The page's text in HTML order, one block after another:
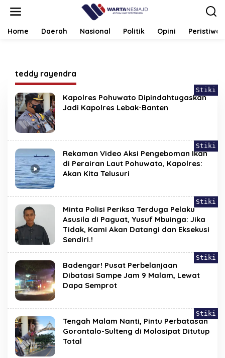
Home Daerah Nasional Politik Opini Peristiwa
teddy rayendra
Kapolres Pohuwato Dipindahtugaskan
Jadi Kapolres Lebak-Banten
Stiki
Rekaman Video Aksi Pengeboman Ikan
di Perairan Laut Pohuwato, Kapolres:
Akan Kita Telusuri
Stiki
Minta Polisi Periksa Terduga Pelaku
Asusila di Paguat, Yusuf Mbuinga: Jika
Tidak, Kami Akan Datangi dan Eksekusi
Sendiri.!
Stiki
Badengar! Pusat Perbelanjaan
Dibatasi Sampe Jam 9 Malam, Lewat
Dapa Semprot
Stiki
Tengah Malam Nanti, Pintu Perbatasan
Gorontalo-Sulteng di Molosipat Ditutup
Total
Stiki